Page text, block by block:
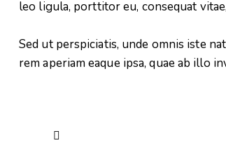
leo ligula, porttitor eu, consequat
Sed ut perspiciatis, unde omnis iste
rem aperiam eaque ipsa, quae ab illo